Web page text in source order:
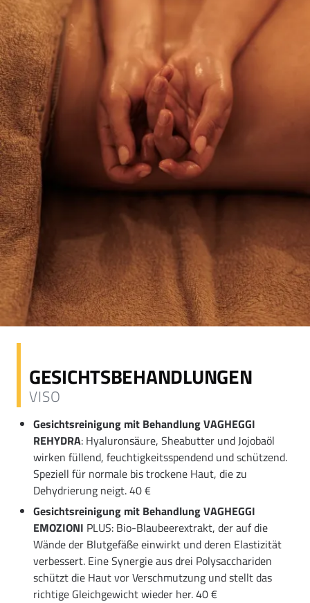
GESICHTSBEHANDLUNGEN
VISO
Gesichtsreinigung mit Behandlung VAGHEGGI
REHYDRA: Hyaluronsäure, Sheabutter und Jojobaöl
wirken füllend, feuchtigkeitsspendend und schützend.
Speziell für normale bis trockene Haut, die zu
Dehydrierung neigt. 40 €
Gesichtsreinigung mit Behandlung VAGHEGGI
EMOZIONI PLUS: Bio-Blaubeerextrakt, der auf die
Wände der Blutgefäße einwirkt und deren Elastizität
verbessert. Eine Synergie aus drei Polysacchariden
schützt die Haut vor Verschmutzung und stellt das
richtige Gleichgewicht wieder her. 40 €